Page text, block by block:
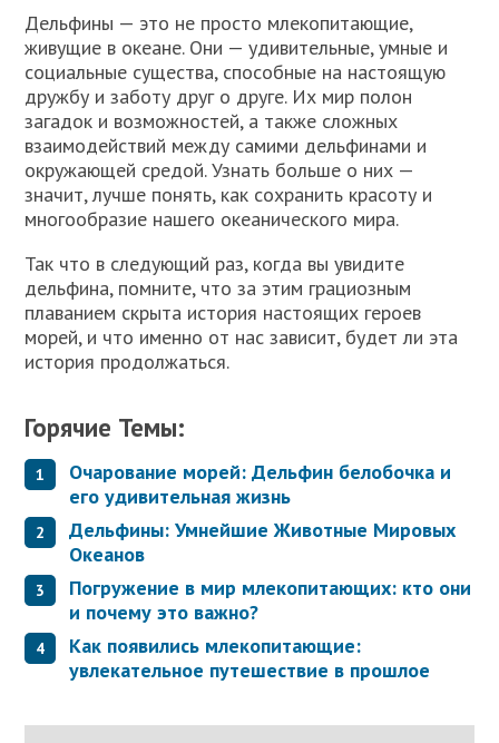
Дельфины — это не просто млекопитающие,
живущие в океане. Они — удивительные, умные и
социальные существа, способные на настоящую
дружбу и заботу друг о друге. Их мир полон
загадок и возможностей, а также сложных
взаимодействий между самими дельфинами и
окружающей средой. Узнать больше о них —
значит, лучше понять, как сохранить красоту и
многообразие нашего океанического мира.
Так что в следующий раз, когда вы увидите
дельфина, помните, что за этим грациозным
плаванием скрыта история настоящих героев
морей, и что именно от нас зависит, будет ли эта
история продолжаться.
Горячие Темы:
Очарование морей: Дельфин белобочка и
его удивительная жизнь
Дельфины: Умнейшие Животные Мировых
Океанов
Погружение в мир млекопитающих: кто они
и почему это важно?
Как появились млекопитающие:
увлекательное путешествие в прошлое